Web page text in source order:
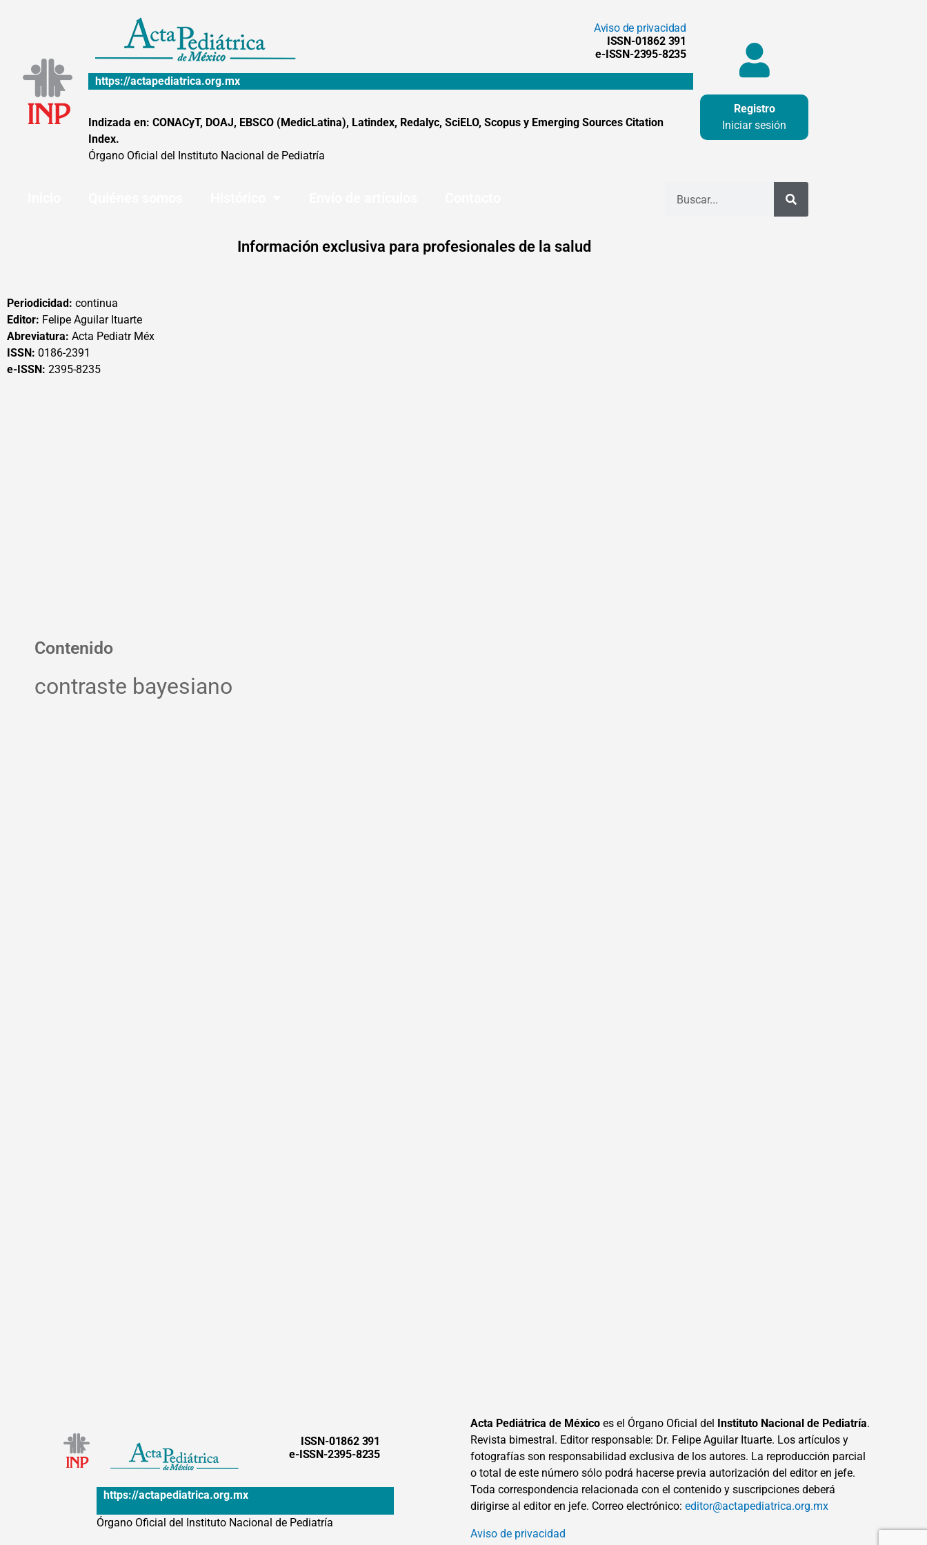
Aviso de privacidad
ISSN-01862 391
e-ISSN-2395-8235
https://actapediatrica.org.mx
Indizada en: CONACyT, DOAJ, EBSCO (MedicLatina), Latindex, Redalyc, SciELO, Scopus y Emerging Sources Citation
Index.
Órgano Oficial del Instituto Nacional de Pediatría
Registro
Iniciar sesión
Información exclusiva para profesionales de la salud
Periodicidad: continua
Editor: Felipe Aguilar Ituarte
Abreviatura: Acta Pediatr Méx
ISSN: 0186-2391
e-ISSN: 2395-8235
Contenido
contraste bayesiano
ISSN-01862 391
e-ISSN-2395-8235
https://actapediatrica.org.mx
Órgano Oficial del Instituto Nacional de Pediatría
Acta Pediátrica de México es el Órgano Oficial del Instituto Nacional de Pediatría.
Revista bimestral. Editor responsable: Dr. Felipe Aguilar Ituarte. Los artículos y
fotografías son responsabilidad exclusiva de los autores. La reproducción parcial
o total de este número sólo podrá hacerse previa autorización del editor en jefe.
Toda correspondencia relacionada con el contenido y suscripciones deberá
dirigirse al editor en jefe. Correo electrónico: editor@actapediatrica.org.mx
Aviso de privacidad